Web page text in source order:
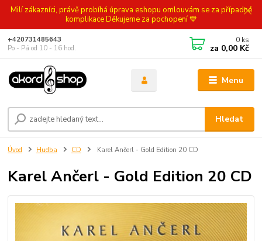
Milí zákazníci, právě probíhá úprava eshopu omlouvám se za případné
komplikace Děkujeme za pochopení 💙
Menu
Hledat
+420731485643
Po - Pá od 10 - 16 hod.
0 ks
za 0,00 Kč
Úvod Hudba CD Karel Ančerl - Gold Edition 20 CD
Karel Ančerl - Gold Edition 20 CD